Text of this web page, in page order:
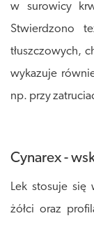
w surowicy
Stwierdzono
tłuszczowych,
wykazuje
np. przy
Cynarex -
Lek stosuje się
żółci oraz